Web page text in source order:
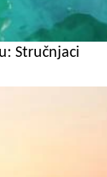
Stručnjaci